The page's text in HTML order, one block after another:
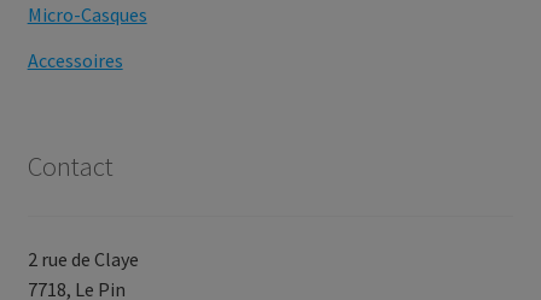
Micro-Casques
Accessoires
Contact
2 rue de Claye
7718, Le Pin